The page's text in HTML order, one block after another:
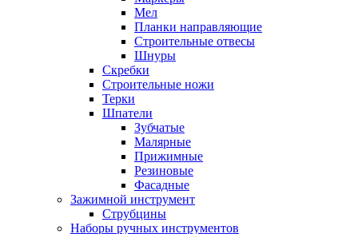
Мел
Планки направляющие
Строительные отвесы
Шнуры
Скребки
Строительные ножи
Терки
Шпатели
Зубчатые
Малярные
Прижимные
Резиновые
Фасадные
Зажимной инструмент
Струбцины
Наборы ручных инструментов